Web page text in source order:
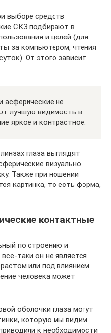
выборе средств
СКЗ подбирают в
и целей (для
за компьютером, чтения
От этого зависит
асферические не
лучшую видимость в
яркое и контрастное.
глаза выглядят
визуально
Также при ношении
картинка, то есть форма,
контактные
по строению и
таки он не является
или под влиянием
человека может
оболочки глаза могут
которую мы видим.
к необходимости